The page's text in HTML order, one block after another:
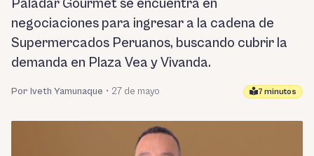
Paladar Gourmet se encuentra en
negociaciones para ingresar a la cadena de
Supermercados Peruanos, buscando cubrir la
demanda en Plaza Vea y Vivanda.
Por Iveth Yamunaque • 27 de mayo 7 minutos